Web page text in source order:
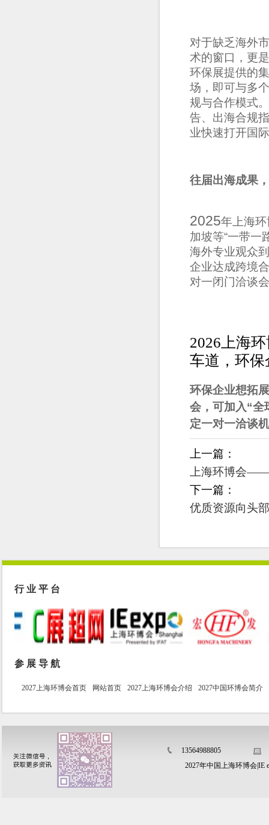
对于缺乏海外
术的窗口，更
环保展提供的
场，即可与多
规与合作模式
告、出海合规
业快速打开国
往届出海成果
2025年上海
加坡等“一带一
海外专业观众
企业达成跨境
对一闭门洽谈会
2026上海
车道，环
环保企业想拓
会，可加入“全
定一对一洽谈
上一篇：
上海环博会——
下一篇：
优质资源向头
行 业 平 台
参 展 导 航
2027上海环博会首页 网站首页 2027上海环博会介绍 2027中国环博会简介
13564988805
2027年中国上海环博会|IE